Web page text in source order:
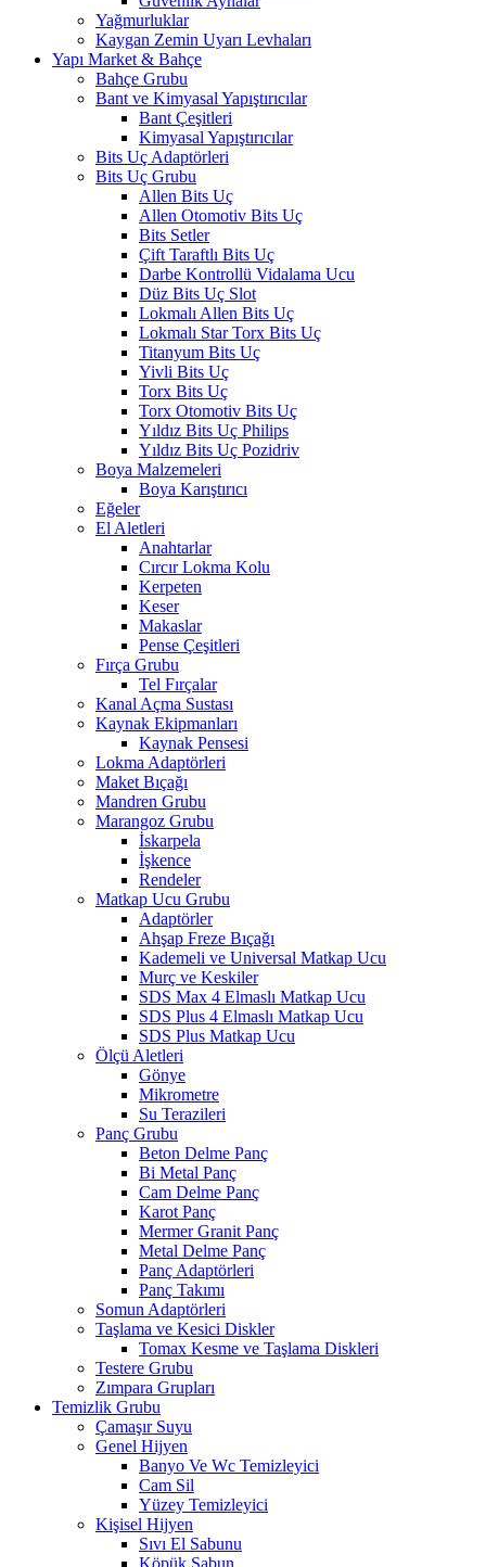
Yağmurluklar
Kaygan Zemin Uyarı Levhaları
Yapı Market & Bahçe
Bahçe Grubu
Bant ve Kimyasal Yapıştırıcılar
Bant Çeşitleri
Kimyasal Yapıştırıcılar
Bits Uç Adaptörleri
Bits Uç Grubu
Allen Bits Uç
Allen Otomotiv Bits Uç
Bits Setler
Çift Taraftlı Bits Uç
Darbe Kontrollü Vidalama Ucu
Düz Bits Uç Slot
Lokmalı Allen Bits Uç
Lokmalı Star Torx Bits Uç
Titanyum Bits Uç
Yivli Bits Uç
Torx Bits Uç
Torx Otomotiv Bits Uç
Yıldız Bits Uç Philips
Yıldız Bits Uç Pozidriv
Boya Malzemeleri
Boya Karıştırıcı
Eğeler
El Aletleri
Anahtarlar
Cırcır Lokma Kolu
Kerpeten
Keser
Makaslar
Pense Çeşitleri
Fırça Grubu
Tel Fırçalar
Kanal Açma Sustası
Kaynak Ekipmanları
Kaynak Pensesi
Lokma Adaptörleri
Maket Bıçağı
Mandren Grubu
Marangoz Grubu
İskarpela
İşkence
Rendeler
Matkap Ucu Grubu
Adaptörler
Ahşap Freze Bıçağı
Kademeli ve Universal Matkap Ucu
Murç ve Keskiler
SDS Max 4 Elmaslı Matkap Ucu
SDS Plus 4 Elmaslı Matkap Ucu
SDS Plus Matkap Ucu
Ölçü Aletleri
Gönye
Mikrometre
Su Terazileri
Panç Grubu
Beton Delme Panç
Bi Metal Panç
Cam Delme Panç
Karot Panç
Mermer Granit Panç
Metal Delme Panç
Panç Adaptörleri
Panç Takımı
Somun Adaptörleri
Taşlama ve Kesici Diskler
Tomax Kesme ve Taşlama Diskleri
Testere Grubu
Zımpara Grupları
Temizlik Grubu
Çamaşır Suyu
Genel Hijyen
Banyo Ve Wc Temizleyici
Cam Sil
Yüzey Temizleyici
Kişisel Hijyen
Sıvı El Sabunu
Köpük Sabun